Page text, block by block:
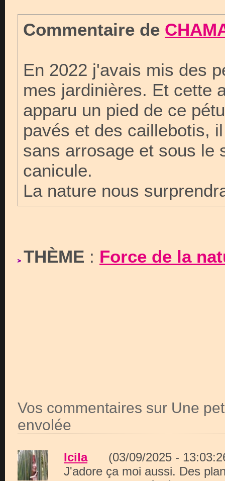
Commentaire de
En 2022 j'avais mis des
mes jardinières. Et cette
apparu un pied de ce
pavés et des caillebotis,
sans arrosage et sous le
canicule.
La nature nous
THÈME : Force de la
Vos commentaires sur Une
envolée
Icila(03/09/2025 -
J'adore ça moi aussi. Des